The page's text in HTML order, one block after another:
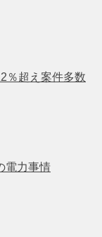
％超え案件多数
電力事情